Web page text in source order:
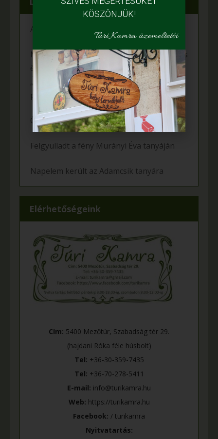
A fiataloké a jövő
Mihalina Máté pàlyàzatot nyert a Kulturàlis
ès Innovàciós Minisztèrium àltal kiîrt
„Nemzet Fiatal Tehetsègeièrt Ösztöndîj”
programon
Örömünnep a Fehér tanyán
Felgyulladt a fény Murányi Éva tanyáján
Napelem került az Adamcsik tanyára
Elérhetőségeink
Cím: 5400 Mezőtúr, Szabadság tér 29.
(hajdani Róka féle húsbolt)
Tel: +36-30-359-7435
Tel: +36-70-278-5411
E-mail: info@turikamra.hu
Web: https://turikamra.hu
Facebook: / turikamra
Nyitvatartás:
KÖSZÖNJÜK!
Túri Kamra üzemeltetői